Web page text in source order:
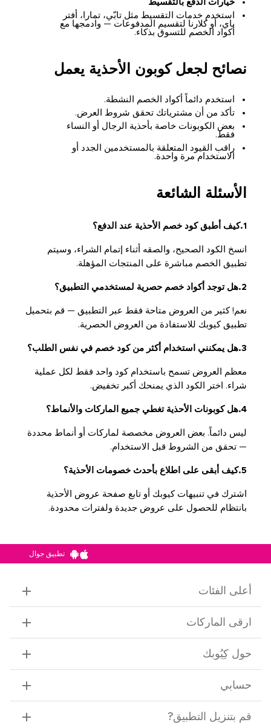
خيارات الدفع بالتقسيط
استخدم خدمات التقسيط مثل تابّي، تمارا، أفتر
باي، أو كلارنا لتقسيم المدفوعات — وادمجها مع
أكواد الخصم للتسوق بذكاء.
نصائح لجعل كوبون الأحذية يعمل
استخدم دائماً أكواد الخصم النشطة.
تأكد من أن مشترياتك تحقق شروط العرض.
بعض الكوبونات خاصة بأحذية الرجال أو النساء
فقط.
راقب القيود المتعلقة بالمستخدمين الجدد أو
الاستخدام مرة واحدة.
الأسئلة الشائعة
1.كيف أطبق كود خصم الأحذية عند الدفع؟
انسخ الكود الصحيح، والصقه أثناء إتمام الشراء، وسيتم
تطبيق الخصم مباشرة على المنتجات المؤهلة.
2.هل توجد أكواد خصم حصرية لمستخدمي التطبيق؟
نعم! كثير من العروض متاحة فقط عبر التطبيق — قم بتحميل
تطبيق كيوبك للاستفادة من العروض الحصرية.
3.هل يمكنني استخدام أكثر من كود خصم في نفس الطلب؟
معظم العروض تسمح باستخدام كود واحد فقط لكل عملية
شراء. اختر الكود الذي يمنحك أكبر تخفيض.
4.هل كوبونات الأحذية تغطي جميع الماركات والأنماط؟
ليس دائماً. بعض العروض مخصصة لماركات أو أنماط محددة
— تحقق من الشروط قبل الاستخدام.
5.كيف أبقى على اطلاع بأحدث خصومات الأحذية؟
اشترك في تنبيهات كيوبك أو تابع صفحة عروض الأحذية
بانتظام للحصول على عروض جديدة ولفترات محدودة.
تطبيق جوال
أعلى الفئات
ارقى الماركات
حول كِيُوبك
حسابي
قم بتنزيل التطبيق?